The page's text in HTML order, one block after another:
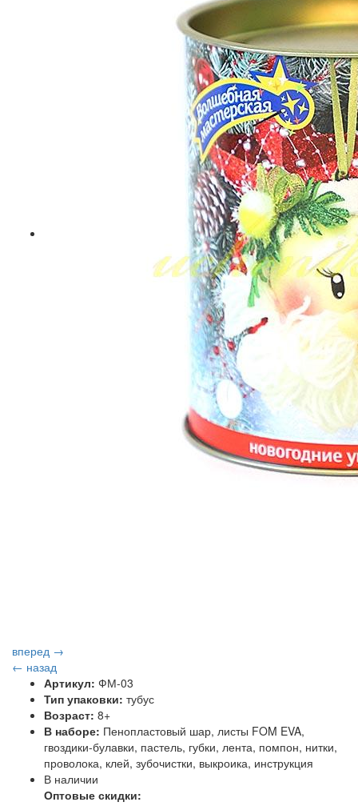
вперед →
← назад
Артикул: ФМ-03
Тип упаковки: тубус
Возраст: 8+
В наборе: Пенопластовый шар, листы FOM EVA,
гвоздики-булавки, пастель, губки, лента, помпон, нитки,
проволока, клей, зубочистки, выкроика, инструкция
В наличии
Оптовые скидки: